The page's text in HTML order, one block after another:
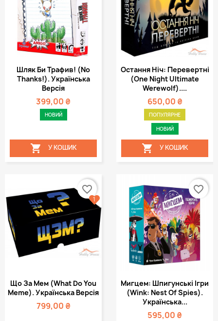
Шляк Би Трафив! (No
Thanks!). Українська
Версія
399,00 ₴
НОВИЙ
 У КОШИК
Остання Ніч: Перевертні
(One Night Ultimate
Werewolf)....
650,00 ₴
ПОПУЛЯРНЕ
НОВИЙ
 У КОШИК
Що За Мем (What Do You
Meme). Українська Версія
799,00 ₴
favorite_border
1
Мигцем: Шпигунські Ігри
(Wink: Nest Of Spies).
Українська...
595,00 ₴
favorite_border